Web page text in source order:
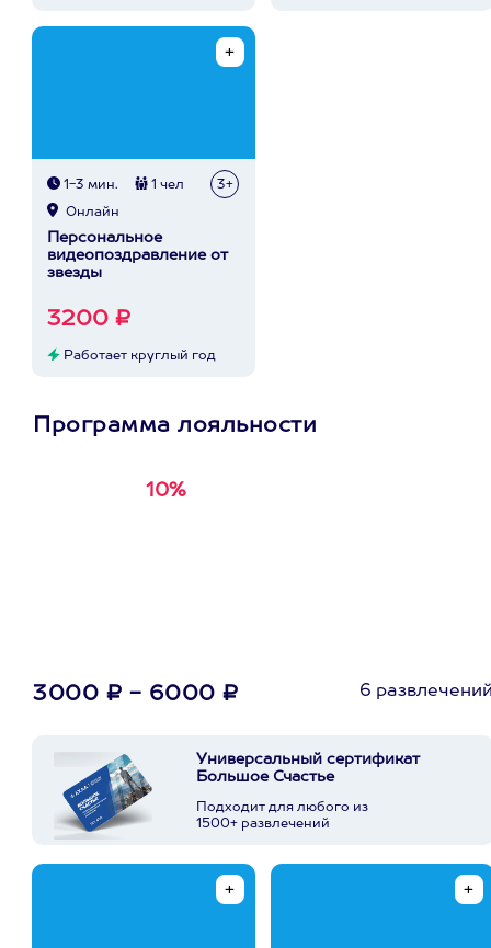
1-3 мин. 1 чел 3+
Онлайн
Персональное
видеопоздравление от
звезды
3200 ₽
Работает круглый год
Программа лояльности
10%
3000 ₽ - 6000 ₽ 6
Универсальный сертификат
Большое Счастье
Подходит для любого из
1500+ развлечений